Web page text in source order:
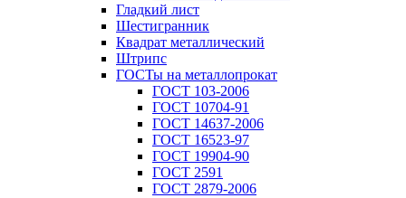
Гладкий лист
Шестигранник
Квадрат металлический
Штрипс
ГОСТы на металлопрокат
ГОСТ 103-2006
ГОСТ 10704-91
ГОСТ 14637-2006
ГОСТ 16523-97
ГОСТ 19904-90
ГОСТ 2591
ГОСТ 2879-2006